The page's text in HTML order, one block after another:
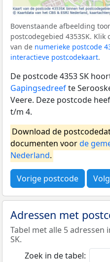
Bovenstaande afbeelding
postcodegebied 4353SK.
van de numerieke postcode
interactieve postcodekaart.
De postcode 4353 SK
Gapingsedreefte
Veere. Deze postcode
t/m 4.
Download de
documenten voorde
Nederland.
Vorige postcode
Adressen met
Tabel met alle 5 adressen
SK.
Zoek in de tabel: